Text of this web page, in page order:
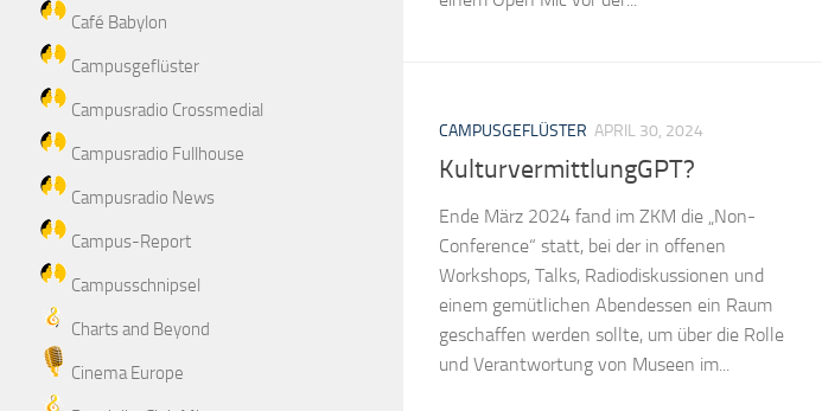
CAMPUSGEFLÜSTER APRIL 30, 2024
KulturvermittlungGPT?
Ende März 2024 fand im ZKM die „Non-
Conference“ statt, bei der in offenen
Workshops, Talks, Radiodiskussionen und
einem gemütlichen Abendessen ein Raum
geschaffen werden sollte, um über die Rolle
und Verantwortung von Museen im...
Café Babylon
Campusgeflüster
Campusradio Crossmedial
Campusradio Fullhouse
Campusradio News
Campus-Report
Campusschnipsel
Charts and Beyond
Cinema Europe